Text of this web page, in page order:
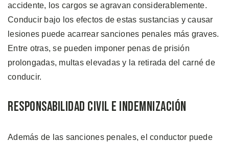
accidente, los cargos se agravan considerablemente.
Conducir bajo los efectos de estas sustancias y causar
lesiones puede acarrear sanciones penales más graves.
Entre otras, se pueden imponer penas de prisión
prolongadas, multas elevadas y la retirada del carné de
conducir.
Responsabilidad Civil e Indemnización
Además de las sanciones penales, el conductor puede